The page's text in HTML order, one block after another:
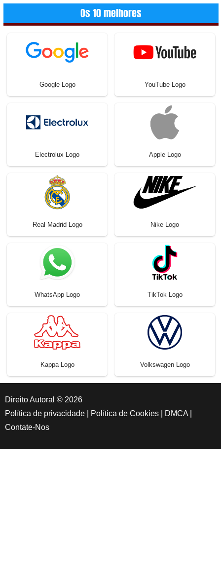
Os 10 melhores
Google Logo YouTube Logo
Electrolux Logo Apple Logo
Real Madrid Logo Nike Logo
WhatsApp Logo TikTok Logo
Kappa Logo Volkswagen Logo
Direito Autoral © 2026
Política de privacidade
Política de Cookies DMCA
Contate-Nos